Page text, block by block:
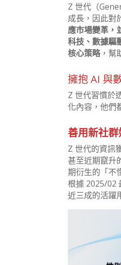
Z 世代（
成長，因此對
應市場變革，
科技、數據驅
核心策略，幫
擁抱 AI 與
Z 世代習慣於
化內容，他們
善用新社
Z 世代的資訊
甚至近期竄升
期衍生的「不
根據 2025/02
近三成的活躍